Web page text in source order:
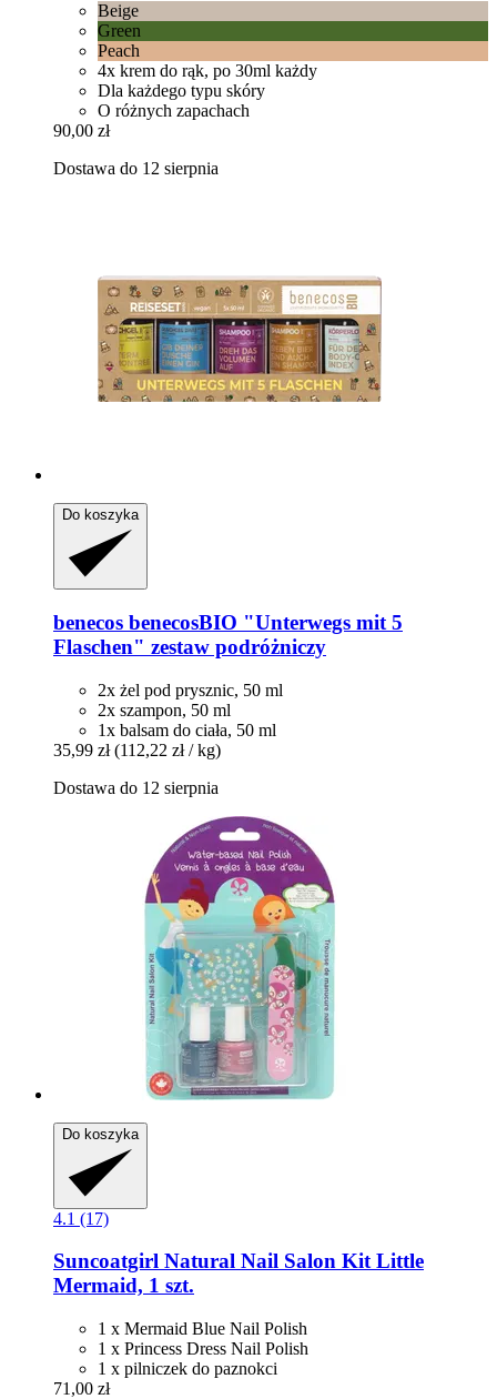
Beige
Green
Peach
4x krem do rąk, po 30ml każdy
Dla każdego typu skóry
O różnych zapachach
90,00 zł
Dostawa do 12 sierpnia
Do koszyka
benecos benecosBIO "Unterwegs mit 5
Flaschen" zestaw podróżniczy
2x żel pod prysznic, 50 ml
2x szampon, 50 ml
1x balsam do ciała, 50 ml
35,99 zł (112,22 zł / kg)
Dostawa do 12 sierpnia
Do koszyka
4.1 (17)
Suncoatgirl Natural Nail Salon Kit Little
Mermaid, 1 szt.
1 x Mermaid Blue Nail Polish
1 x Princess Dress Nail Polish
1 x pilniczek do paznokci
71,00 zł